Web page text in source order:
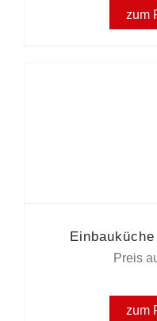
zum
Preis
zum